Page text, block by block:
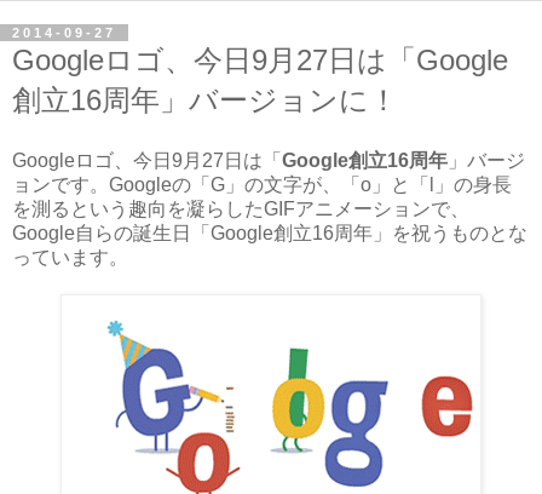
2014-09-27
Googleロゴ、今日9月27日は「Google
創立16周年」バージョンに！
Googleロゴ、今日9月27日は「 Google創立16周年 」バージ
ョンです。Googleの「G」の文字が、「o」と「l」の身長
を測るという趣向を凝らしたGIFアニメーションで、
Google自らの誕生日「Google創立16周年」を祝うものとな
っています。